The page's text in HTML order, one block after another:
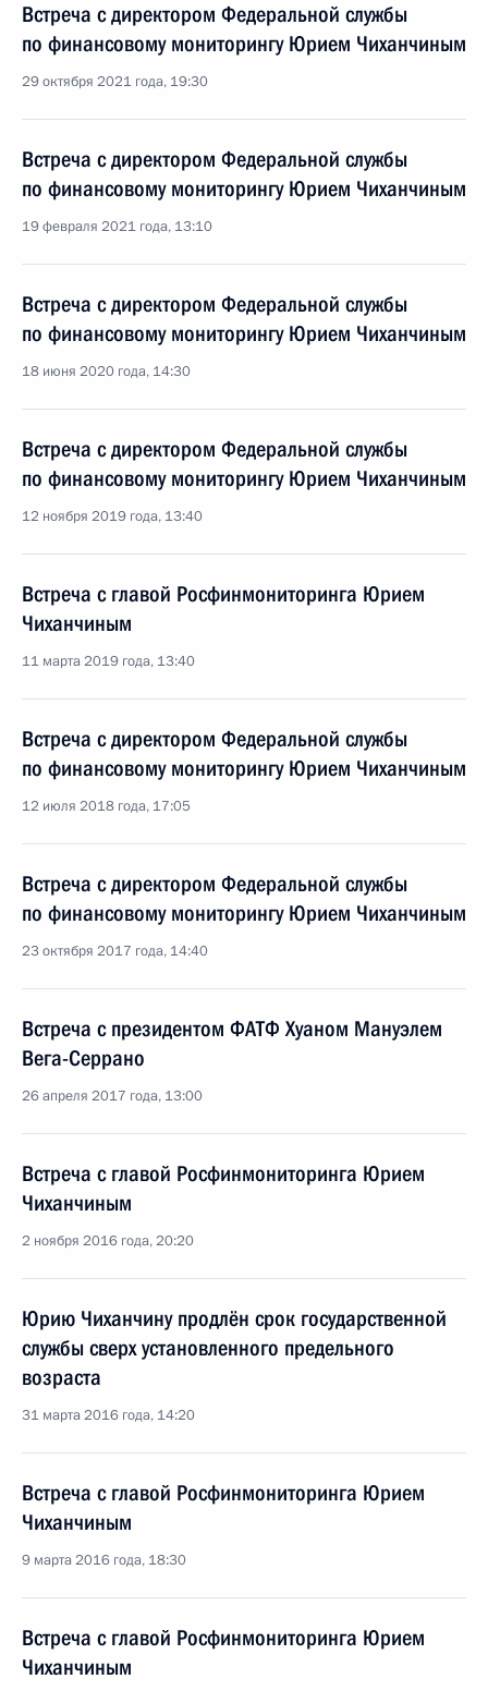
Встреча с директором Федеральной службы
по финансовому мониторингу Юрием Чиханчиным
29 октября 2021 года, 19:30
Встреча с директором Федеральной службы
по финансовому мониторингу Юрием Чиханчиным
19 февраля 2021 года, 13:10
Встреча с директором Федеральной службы
по финансовому мониторингу Юрием Чиханчиным
18 июня 2020 года, 14:30
Встреча с директором Федеральной службы
по финансовому мониторингу Юрием Чиханчиным
12 ноября 2019 года, 13:40
Встреча с главой Росфинмониторинга Юрием
Чиханчиным
11 марта 2019 года, 13:40
Встреча с директором Федеральной службы
по финансовому мониторингу Юрием Чиханчиным
12 июля 2018 года, 17:05
Встреча с директором Федеральной службы
по финансовому мониторингу Юрием Чиханчиным
23 октября 2017 года, 14:40
Встреча с президентом ФАТФ Хуаном Мануэлем
Вега-Серрано
26 апреля 2017 года, 13:00
Встреча с главой Росфинмониторинга Юрием
Чиханчиным
2 ноября 2016 года, 20:20
Юрию Чиханчину продлён срок государственной
службы сверх установленного предельного
возраста
31 марта 2016 года, 14:20
Встреча с главой Росфинмониторинга Юрием
Чиханчиным
9 марта 2016 года, 18:30
Встреча с главой Росфинмониторинга Юрием
Чиханчиным